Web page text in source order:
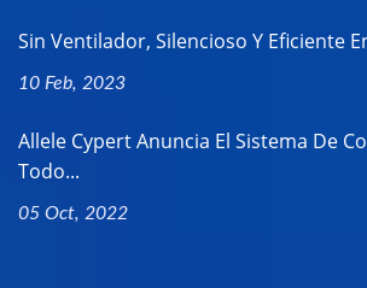
Sin Ventilador, Silencioso Y Eficiente
10 Feb, 2023
Allele Cypert Anuncia El Sistema De
Todo...
05 Oct, 2022